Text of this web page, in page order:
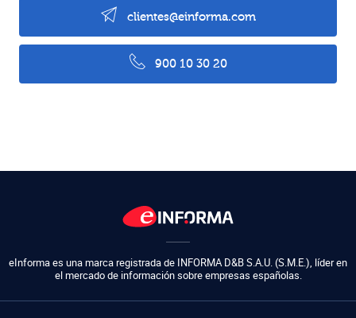
clientes@einforma.com
900 10 30 20
eInforma es una marca registrada de INFORMA D&B S.A.U. (S.M.E.), líder en
el mercado de información sobre empresas españolas.